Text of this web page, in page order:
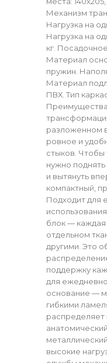
Механизм
Нагрузка на
Нагрузка на
кг.
Материал
пружин.
Материал
ПВХ. Тип
разложенном
ровное и
стыков. Чтобы
нужно
и вытянуть
компактный,
Подходит для
блок — каждая
отдельном
другими. Это
поддержку
для
основание —
гибкими
распределяет
высокие